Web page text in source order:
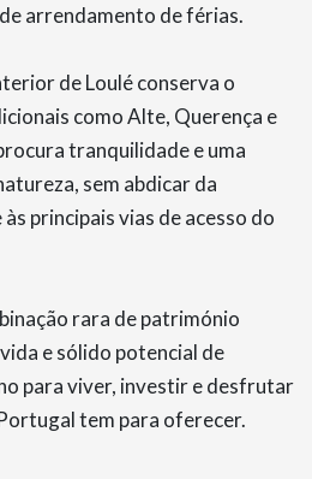
arrendamento de férias.
de Loulé conserva o
como Alte, Querença e
tranquilidade e uma
sem abdicar da
principais vias de acesso do
rara de património
e sólido potencial de
para viver, investir e desfrutar
tem para oferecer.